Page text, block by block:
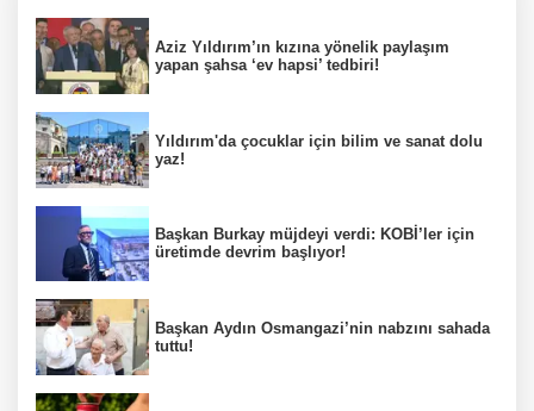
Aziz Yıldırım’ın kızına yönelik paylaşım
yapan şahsa ‘ev hapsi’ tedbiri!
Yıldırım'da çocuklar için bilim ve sanat dolu
yaz!
Başkan Burkay müjdeyi verdi: KOBİ’ler için
üretimde devrim başlıyor!
Başkan Aydın Osmangazi’nin nabzını sahada
tuttu!